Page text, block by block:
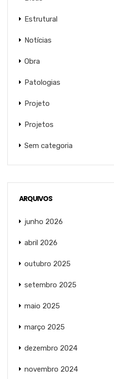
Estrutural
Notícias
Obra
Patologias
Projeto
Projetos
Sem categoria
ARQUIVOS
junho 2026
abril 2026
outubro 2025
setembro 2025
maio 2025
março 2025
dezembro 2024
novembro 2024